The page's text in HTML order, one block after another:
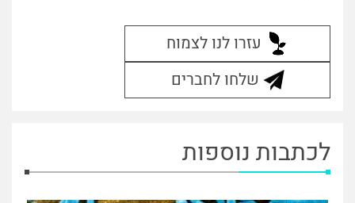
עזרו לנו לצמוח
שלחו לחברים
לכתבות נוספות